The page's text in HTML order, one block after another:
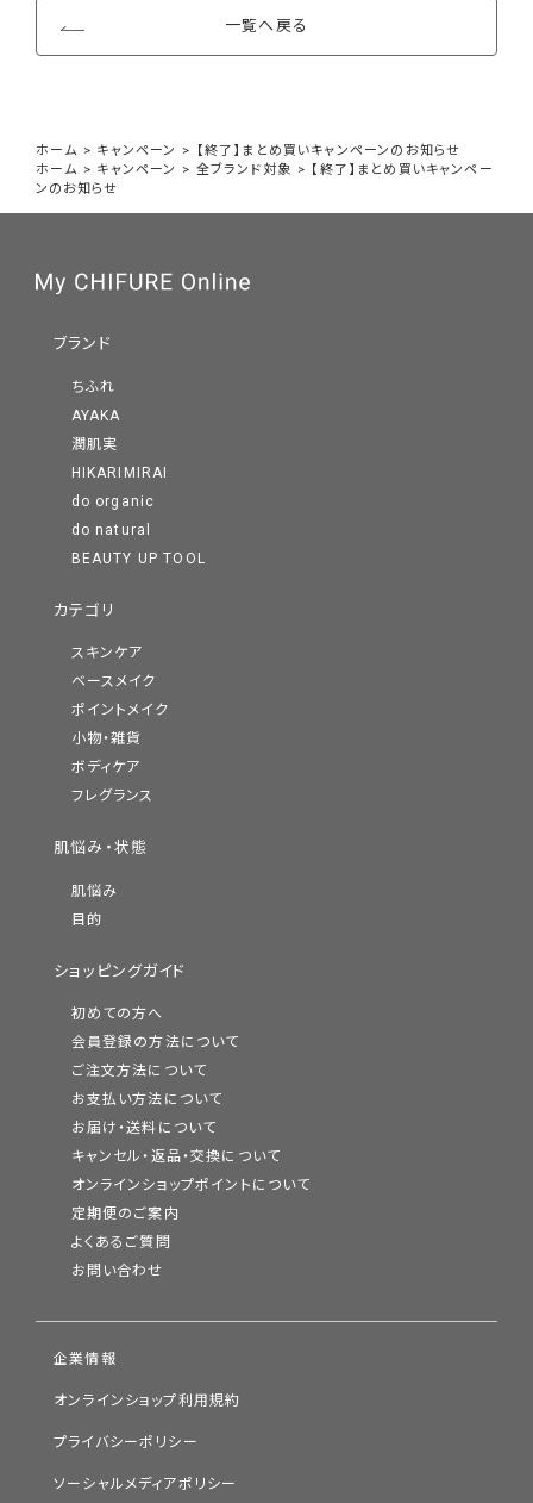
ホーム > キャンペーン >
【終了】まとめ買いキャンペーンのお知らせ
ホーム > キャンペーン > 全ブランド対象 >
【終了】まとめ買いキャンペー
ンのお知らせ
一覧へ戻る
ブランド
ちふれ
AYAKA
潤肌実
HIKARIMIRAI
do organic
do natural
BEAUTY UP TOOL
カテゴリ
スキンケア
ベースメイク
ポイントメイク
小物・雑貨
ボディケア
フレグランス
肌悩み・状態
肌悩み
目的
ショッピングガイド
初めての方へ
会員登録の方法について
ご注文方法について
お支払い方法について
お届け・送料について
キャンセル・返品・交換について
オンラインショップポイントについて
定期便のご案内
よくあるご質問
お問い合わせ
企業情報
オンラインショップ利用規約
プライバシーポリシー
ソーシャルメディアポリシー